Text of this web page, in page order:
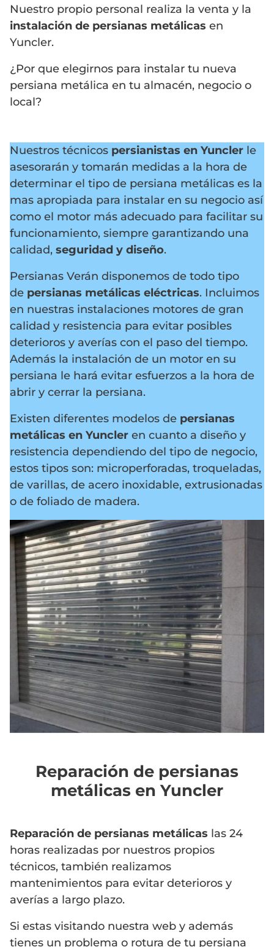
Nuestro propio personal realiza la venta y la
instalación de persianas metálicas en
Yuncler.
¿Por que elegirnos para instalar tu nueva
persiana metálica en tu almacén, negocio o
local?
Nuestros técnicos persianistas en Yuncler le
asesorarán y tomarán medidas a la hora de
determinar el tipo de persiana metálicas es la
mas apropiada para instalar en su negocio así
como el motor más adecuado para facilitar su
funcionamiento, siempre garantizando una
calidad, seguridad y diseño.
Persianas Verán disponemos de todo tipo
de persianas metálicas eléctricas. Incluimos
en nuestras instalaciones motores de gran
calidad y resistencia para evitar posibles
deterioros y averías con el paso del tiempo.
Además la instalación de un motor en su
persiana le hará evitar esfuerzos a la hora de
abrir y cerrar la persiana.
Existen diferentes modelos de persianas
metálicas en Yuncler en cuanto a diseño y
resistencia dependiendo del tipo de negocio,
estos tipos son: microperforadas, troqueladas,
de varillas, de acero inoxidable, extrusionadas
o de foliado de madera.
Reparación de persianas
metálicas en Yuncler
Reparación de persianas metálicas las 24
horas realizadas por nuestros propios
técnicos, también realizamos
mantenimientos para evitar deterioros y
averías a largo plazo.
Si estas visitando nuestra web y además
tienes un problema o rotura de tu persiana